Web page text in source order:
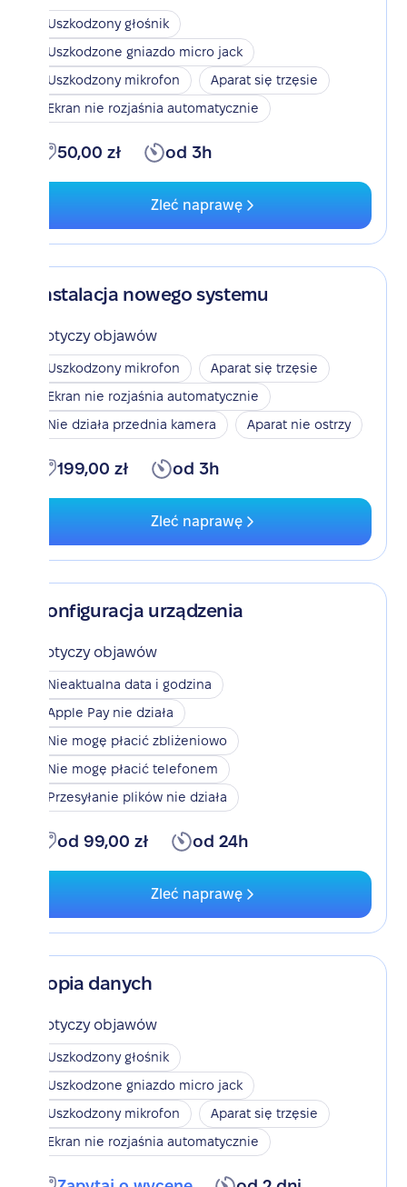
Uszkodzony głośnik
Uszkodzone gniazdo micro jack
Uszkodzony mikrofon
Aparat się trzęsie
Ekran nie rozjaśnia automatycznie
50,00 zł od 3h
Zleć naprawę
Instalacja nowego systemu
Dotyczy objawów
Uszkodzony mikrofon
Aparat się trzęsie
Ekran nie rozjaśnia automatycznie
Nie działa przednia kamera
Aparat nie ostrzy
199,00 zł od 3h
Zleć naprawę
Konfiguracja urządzenia
Dotyczy objawów
Nieaktualna data i godzina
Apple Pay nie działa
Nie mogę płacić zbliżeniowo
Nie mogę płacić telefonem
Przesyłanie plików nie działa
od 99,00 zł od 24h
Zleć naprawę
Kopia danych
Dotyczy objawów
Uszkodzony głośnik
Uszkodzone gniazdo micro jack
Uszkodzony mikrofon
Aparat się trzęsie
Ekran nie rozjaśnia automatycznie